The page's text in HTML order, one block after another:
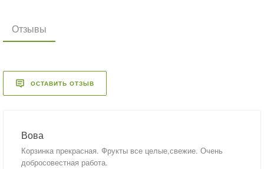
Отзывы
ОСТАВИТЬ ОТЗЫВ
Вова
Корзинка прекрасная. Фрукты все целые,свежие. Очень
добросовестная работа.